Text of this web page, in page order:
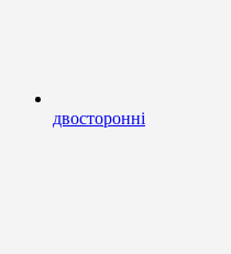
двосторонні